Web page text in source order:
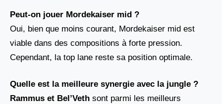
Peut-on jouer Mordekaiser mid ?
Oui, bien que moins courant, Mordekaiser mid est
viable dans des compositions à forte pression.
Cependant, la top lane reste sa position optimale.
Quelle est la meilleure synergie avec la jungle ?
Rammus et Bel’Veth sont parmi les meilleurs